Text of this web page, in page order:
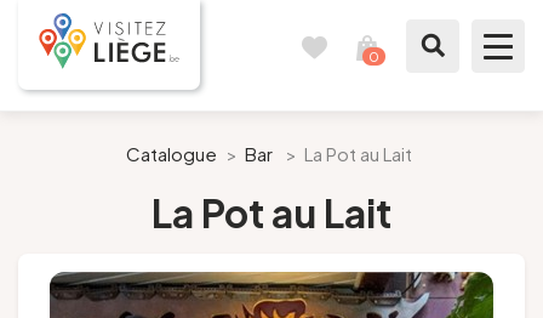
0
Bereid mijn verblijf voor
Catalogue > Bar > La Pot au Lait
La Pot au Lait